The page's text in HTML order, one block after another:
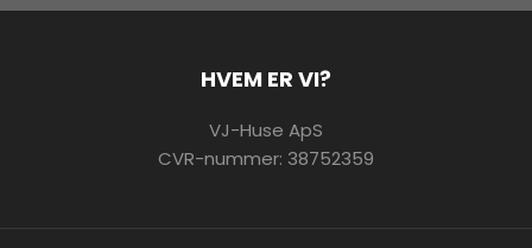
HVEM ER VI?
VJ-Huse ApS
CVR-nummer: 38752359